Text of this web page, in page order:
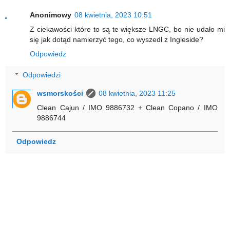
Anonimowy 08 kwietnia, 2023 10:51
Z ciekawości które to są te większe LNGC, bo nie udało mi
się jak dotąd namierzyć tego, co wyszedł z Ingleside?
Odpowiedz
Odpowiedzi
wsmorskości
08 kwietnia, 2023 11:25
Clean Cajun / IMO 9886732 + Clean Copano / IMO
9886744
Odpowiedz